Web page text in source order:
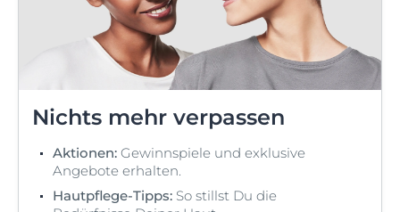
Nichts mehr verpassen
Aktionen: Gewinnspiele und exklusive
Angebote erhalten.
Hautpflege-Tipps: So stillst Du die